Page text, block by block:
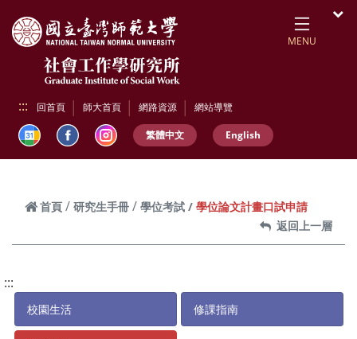
MENU
::: 回首頁 師大首頁 網路資源 網站導覽
繁體中文 English
首頁 研究生手冊 學位考試
學位論文計畫口試申請
返回上一層
:::
校園生活 修課指南